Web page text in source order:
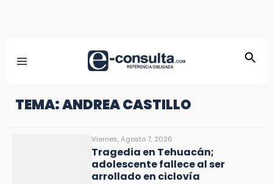
TEMA: ANDREA CASTILLO
Viernes, Agosto 7, 2026
Tragedia en Tehuacán;
adolescente fallece al ser
arrollado en ciclovía